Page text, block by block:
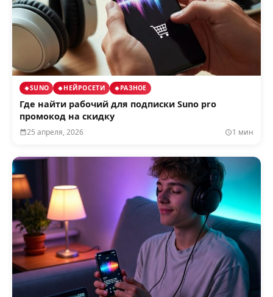
SUNO НЕЙРОСЕТИ РАЗНОЕ
Где найти рабочий для подписки Suno pro
промокод на скидку
25 апреля, 2026 1 мин